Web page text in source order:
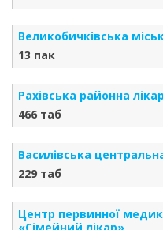
Великобичківська
13 пак
Рахівська районна
466 таб
Василівська
229 таб
Центр первинної